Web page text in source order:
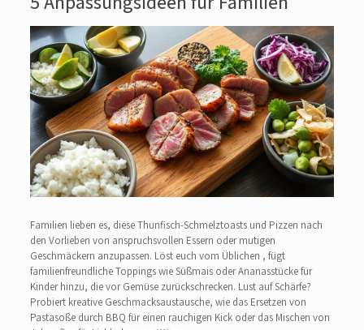
Familien lieben es, diese Thunfisch-Schmelztoasts und Pizzen nach
den Vorlieben von anspruchsvollen Essern oder mutigen
Geschmäckern anzupassen. Löst euch vom Üblichen , fügt
familienfreundliche Toppings wie Süßmais oder Ananasstücke für
Kinder hinzu, die vor Gemüse zurückschrecken. Lust auf Schärfe?
Probiert kreative Geschmacksaustausche, wie das Ersetzen von
Pastasoße durch BBQ für einen rauchigen Kick oder das Mischen von